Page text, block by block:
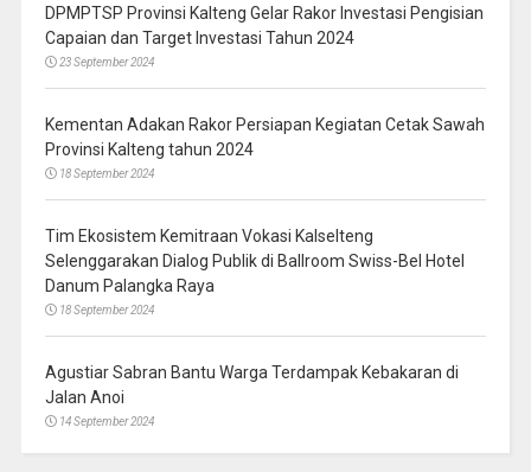
DPMPTSP Provinsi Kalteng Gelar Rakor Investasi Pengisian
Capaian dan Target Investasi Tahun 2024
23 September 2024
Kementan Adakan Rakor Persiapan Kegiatan Cetak Sawah
Provinsi Kalteng tahun 2024
18 September 2024
Tim Ekosistem Kemitraan Vokasi Kalselteng
Selenggarakan Dialog Publik di Ballroom Swiss-Bel Hotel
Danum Palangka Raya
18 September 2024
Agustiar Sabran Bantu Warga Terdampak Kebakaran di
Jalan Anoi
14 September 2024